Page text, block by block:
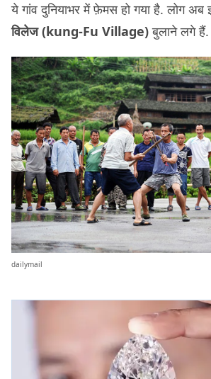
ये गांव दुनियाभर में फ़ेमस हो गया है. लोग अब
विलेज (kung-Fu Village)बुलाने लगे हैं.
dailymail